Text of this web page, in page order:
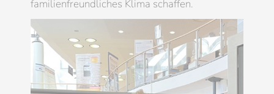
familienfreundliches Klima schaffen.